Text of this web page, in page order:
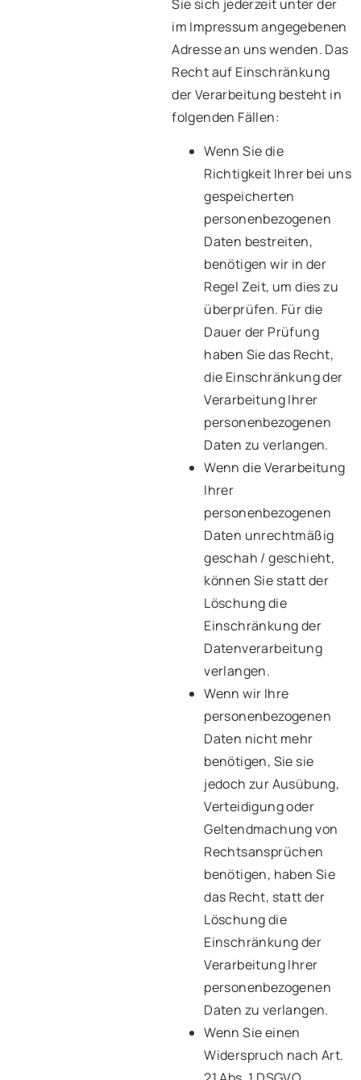
Sie sich jederzeit unter der
im Impressum angegebenen
Adresse an uns wenden. Das
Recht auf Einschränkung
der Verarbeitung besteht in
folgenden Fällen:
Wenn Sie die
Richtigkeit Ihrer bei uns
gespeicherten
personenbezogenen
Daten bestreiten,
benötigen wir in der
Regel Zeit, um dies zu
überprüfen. Für die
Dauer der Prüfung
haben Sie das Recht,
die Einschränkung der
Verarbeitung Ihrer
personenbezogenen
Daten zu verlangen.
Wenn die Verarbeitung
Ihrer
personenbezogenen
Daten unrechtmäßig
geschah / geschieht,
können Sie statt der
Löschung die
Einschränkung der
Datenverarbeitung
verlangen.
Wenn wir Ihre
personenbezogenen
Daten nicht mehr
benötigen, Sie sie
jedoch zur Ausübung,
Verteidigung oder
Geltendmachung von
Rechtsansprüchen
benötigen, haben Sie
das Recht, statt der
Löschung die
Einschränkung der
Verarbeitung Ihrer
personenbezogenen
Daten zu verlangen.
Wenn Sie einen
Widerspruch nach Art.